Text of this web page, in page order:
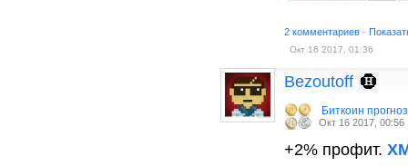
2 комментариев ·
Окт 16 2017, 01:36
Bezoutoff
Биткоин
Окт 16 2017, 00:56
+2% профит.